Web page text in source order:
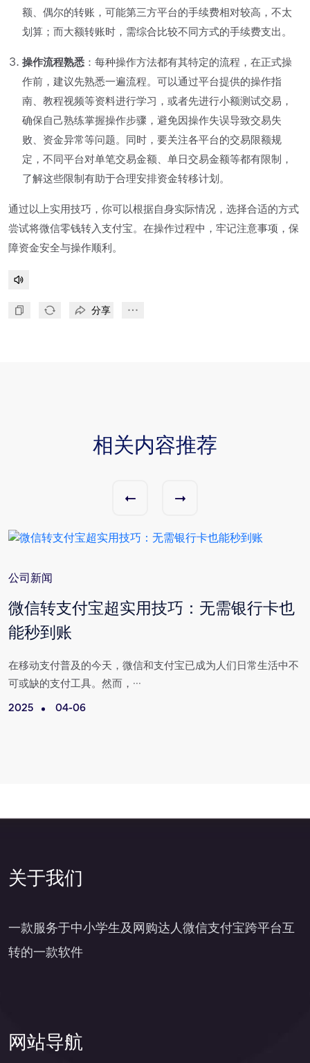
额、偶尔的转账，可能第三方平台的手续费相对较高，不太
划算；而大额转账时，需综合比较不同方式的手续费支出。
操作流程熟悉 ：每种操作方法都有其特定的流程，在正式操
作前，建议先熟悉一遍流程。可以通过平台提供的操作指
南、教程视频等资料进行学习，或者先进行小额测试交易，
确保自己熟练掌握操作步骤，避免因操作失误导致交易失
败、资金异常等问题。同时，要关注各平台的交易限额规
定，不同平台对单笔交易金额、单日交易金额等都有限制，
了解这些限制有助于合理安排资金转移计划。
通过以上实用技巧，你可以根据自身实际情况，选择合适的方式
尝试将微信零钱转入支付宝。在操作过程中，牢记注意事项，保
障资金安全与操作顺利。
分享
相关内容推荐
公司新闻
微信转支付宝超实用技巧：无需银行卡也
能秒到账
在移动支付普及的今天，微信和支付宝已成为人们日常生活中不
可或缺的支付工具。然而，···
2025 04-06
关于我们
一款服务于中小学生及网购达人微信支付宝跨平台互
转的一款软件
网站导航